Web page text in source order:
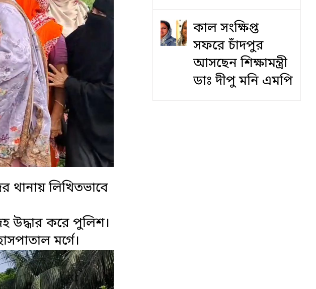
থানায় লিখিতভাবে
উদ্ধার করে পুলিশ।
মর্গে।
কাল সংক্ষিপ্ত
সফরে চাঁদপুর
আসছেন শিক্ষামন্ত্রী
ডাঃ দীপু মনি এমপি